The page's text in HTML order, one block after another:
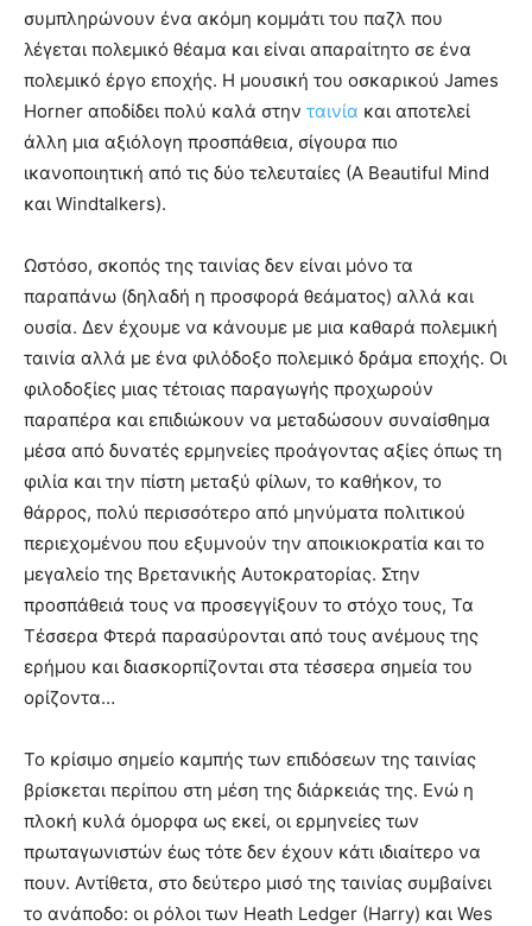
συμπληρώνουν ένα ακόμη κομμάτι του παζλ που
λέγεται πολεμικό θέαμα και είναι απαραίτητο σε ένα
πολεμικό έργο εποχής. Η μουσική του οσκαρικού James
Horner αποδίδει πολύ καλά στην ταινία και αποτελεί
άλλη μια αξιόλογη προσπάθεια, σίγουρα πιο
ικανοποιητική από τις δύο τελευταίες (Α Beautiful Mind
και Windtalkers).
Ωστόσο, σκοπός της ταινίας δεν είναι μόνο τα
παραπάνω (δηλαδή η προσφορά θεάματος) αλλά και
ουσία. Δεν έχουμε να κάνουμε με μια καθαρά πολεμική
ταινία αλλά με ένα φιλόδοξο πολεμικό δράμα εποχής. Οι
φιλοδοξίες μιας τέτοιας παραγωγής προχωρούν
παραπέρα και επιδιώκουν να μεταδώσουν συναίσθημα
μέσα από δυνατές ερμηνείες προάγοντας αξίες όπως τη
φιλία και την πίστη μεταξύ φίλων, το καθήκον, το
θάρρος, πολύ περισσότερο από μηνύματα πολιτικού
περιεχομένου που εξυμνούν την αποικιοκρατία και το
μεγαλείο της Βρετανικής Αυτοκρατορίας. Στην
προσπάθειά τους να προσεγγίξουν το στόχο τους, Τα
Τέσσερα Φτερά παρασύρονται από τους ανέμους της
ερήμου και διασκορπίζονται στα τέσσερα σημεία του
ορίζοντα…
Το κρίσιμο σημείο καμπής των επιδόσεων της ταινίας
βρίσκεται περίπου στη μέση της διάρκειάς της. Ενώ η
πλοκή κυλά όμορφα ως εκεί, οι ερμηνείες των
πρωταγωνιστών έως τότε δεν έχουν κάτι ιδιαίτερο να
πουν. Αντίθετα, στο δεύτερο μισό της ταινίας συμβαίνει
το ανάποδο: οι ρόλοι των Ηeath Ledger (Harry) και Wes